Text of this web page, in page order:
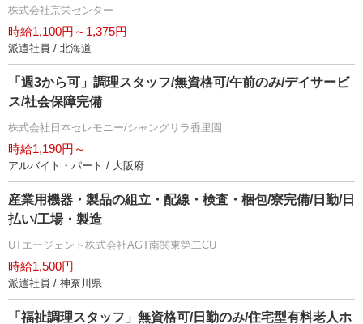
株式会社京栄センター
時給1,100円～1,375円
派遣社員 / 北海道
「週3から可」調理スタッフ/無資格可/午前のみ/デイサービ
ス/社会保障完備
株式会社日本セレモニー/シャングリラ香里園
時給1,190円～
アルバイト・パート / 大阪府
産業用機器・製品の組立・配線・検査・梱包/寮完備/日勤/日
払い/工場・製造
UTエージェント株式会社AGT南関東第二CU
時給1,500円
派遣社員 / 神奈川県
「福祉調理スタッフ」無資格可/日勤のみ/住宅型有料老人ホ